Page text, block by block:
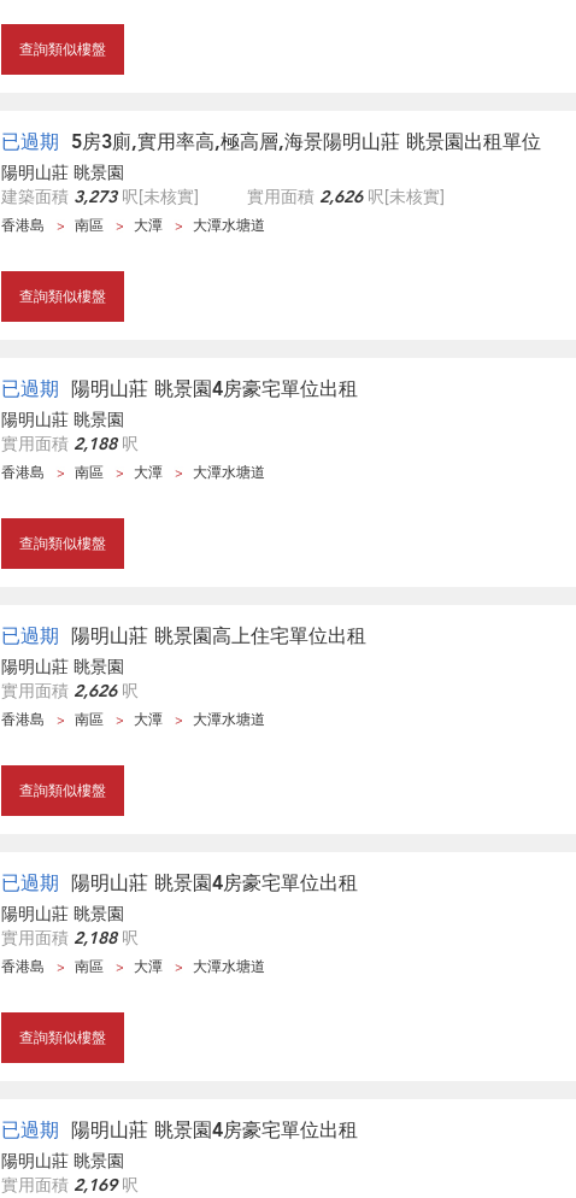
查詢類似樓盤
已過期 5房3廁,實用率高,極高層,海景陽明山莊 眺景園出租單位
陽明山莊 眺景園
建築面積 3,273呎[未核實] 實用面積 2,626呎[未核實]
香港島 南區 大潭 大潭水塘道
查詢類似樓盤
已過期 陽明山莊 眺景園4房豪宅單位出租
陽明山莊 眺景園
實用面積 2,188呎
香港島 南區 大潭 大潭水塘道
查詢類似樓盤
已過期 陽明山莊 眺景園高上住宅單位出租
陽明山莊 眺景園
實用面積 2,626呎
香港島 南區 大潭 大潭水塘道
查詢類似樓盤
已過期 陽明山莊 眺景園4房豪宅單位出租
陽明山莊 眺景園
實用面積 2,188呎
香港島 南區 大潭 大潭水塘道
查詢類似樓盤
已過期 陽明山莊 眺景園4房豪宅單位出租
陽明山莊 眺景園
實用面積 2,169呎